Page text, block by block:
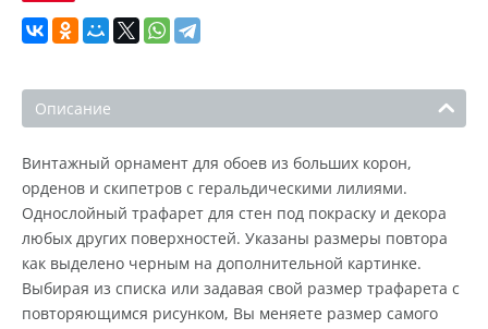
Описание
Винтажный орнамент для обоев из больших корон,
орденов и скипетров с геральдическими лилиями.
Однослойный трафарет для стен под покраску и декора
любых других поверхностей. Указаны размеры повтора
как выделено черным на дополнительной картинке.
Выбирая из списка или задавая свой размер трафарета с
повторяющимся рисунком, Вы меняете размер самого